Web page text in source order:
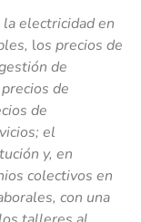
la electricidad en
los precios de
de
de
de
el
y, en
colectivos en
con una